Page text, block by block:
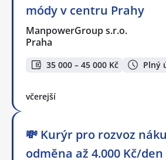
módy v centru Prahy
ManpowerGroup s.r.o.
Praha
35 000 – 45 000 Kč Plný
včerejší
💸 Kurýr pro rozvoz
odměna až 4.000 Kč/den